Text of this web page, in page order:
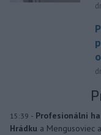
15:39 - Profesionálni
Hrádku a Mengusoviec